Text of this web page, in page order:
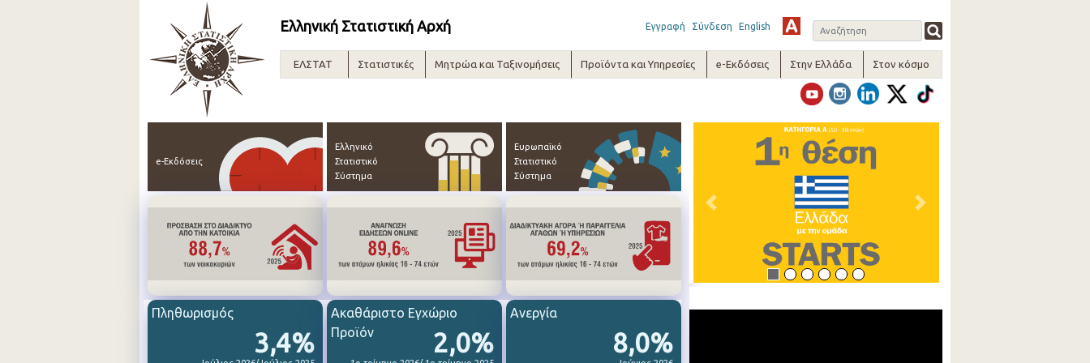
Ελληνική Στατιστική Αρχή Εγγραφή Σύνδεση English
ΕΛΣΤΑΤ Στατιστικές Μητρώα και Ταξινομήσεις Προϊόντα και Υπηρεσίες e-Εκδόσεις Στην Ελλάδα Στον κόσμο
e-Εκδόσεις
Ελληνικό
Στατιστικό
Σύστημα
Ευρωπαϊκό
Στατιστικό
Σύστημα
3,4%
Πληθωρισμός
2,0%
Ακαθάριστο Εγχώριο
Προϊόν
8,0%
Ανεργία
Previous Next